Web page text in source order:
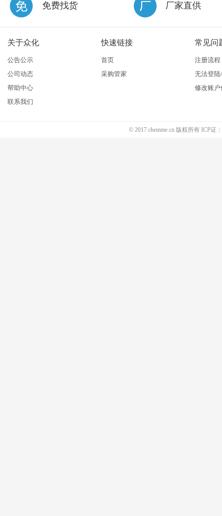
免费找货 厂家直供
关于众化
公告公示
公司动态
帮助中心
联系我们
快速链接
首页
采购管家
常见问
注册流程
无法登
修改账户
© 2017 chemme.cn 版权所有 ICP证：